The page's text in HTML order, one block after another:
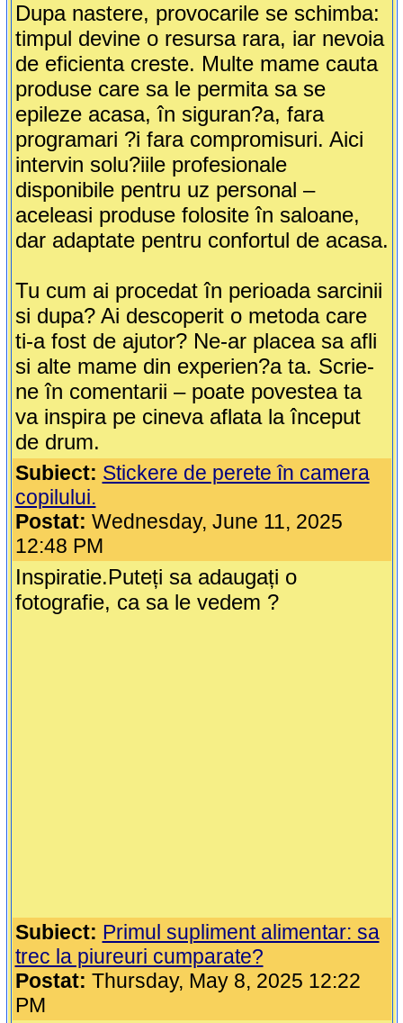
Dupa nastere, provocarile se schimba:
timpul devine o resursa rara, iar nevoia
de eficienta creste. Multe mame cauta
produse care sa le permita sa se
epileze acasa, în siguran?a, fara
programari ?i fara compromisuri. Aici
intervin solu?iile profesionale
disponibile pentru uz personal –
aceleasi produse folosite în saloane,
dar adaptate pentru confortul de acasa.
Tu cum ai procedat în perioada sarcinii
si dupa? Ai descoperit o metoda care
ti-a fost de ajutor? Ne-ar placea sa afli
si alte mame din experien?a ta. Scrie-
ne în comentarii – poate povestea ta
va inspira pe cineva aflata la început
de drum.
Subiect: Stickere de perete în camera
copilului.
Postat: Wednesday, June 11, 2025
12:48 PM
Inspiratie.Puteți sa adaugați o
fotografie, ca sa le vedem ?
Subiect: Primul supliment alimentar: sa
trec la piureuri cumparate?
Postat: Thursday, May 8, 2025 12:22
PM